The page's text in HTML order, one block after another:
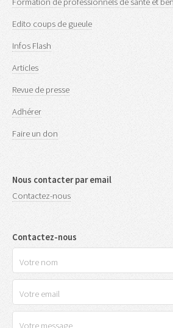
Edito coups de gueule
Infos Flash
Articles
Revue de presse
Adhérer
Faire un don
Nous contacter par email
Contactez-nous
Contactez-nous